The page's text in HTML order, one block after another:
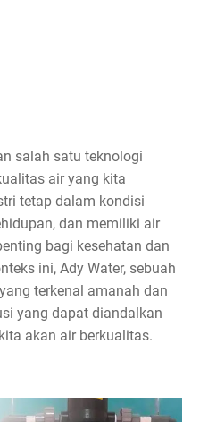
salah satu teknologi
air yang kita
tetap dalam kondisi
dan memiliki air
bagi kesehatan dan
ini, Ady Water, sebuah
terkenal amanah dan
yang dapat diandalkan
akan air berkualitas.